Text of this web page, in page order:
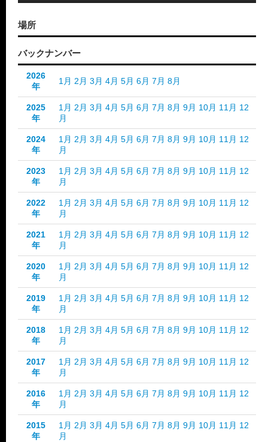
場所
バックナンバー
2026
年
1月 2月 3月 4月 5月 6月 7月 8月
2025
年
1月 2月 3月 4月 5月 6月 7月 8月 9月 10月 11月 12
月
2024
年
1月 2月 3月 4月 5月 6月 7月 8月 9月 10月 11月 12
月
2023
年
1月 2月 3月 4月 5月 6月 7月 8月 9月 10月 11月 12
月
2022
年
1月 2月 3月 4月 5月 6月 7月 8月 9月 10月 11月 12
月
2021
年
1月 2月 3月 4月 5月 6月 7月 8月 9月 10月 11月 12
月
2020
年
1月 2月 3月 4月 5月 6月 7月 8月 9月 10月 11月 12
月
2019
年
1月 2月 3月 4月 5月 6月 7月 8月 9月 10月 11月 12
月
2018
年
1月 2月 3月 4月 5月 6月 7月 8月 9月 10月 11月 12
月
2017
年
1月 2月 3月 4月 5月 6月 7月 8月 9月 10月 11月 12
月
2016
年
1月 2月 3月 4月 5月 6月 7月 8月 9月 10月 11月 12
月
2015
年
1月 2月 3月 4月 5月 6月 7月 8月 9月 10月 11月 12
月